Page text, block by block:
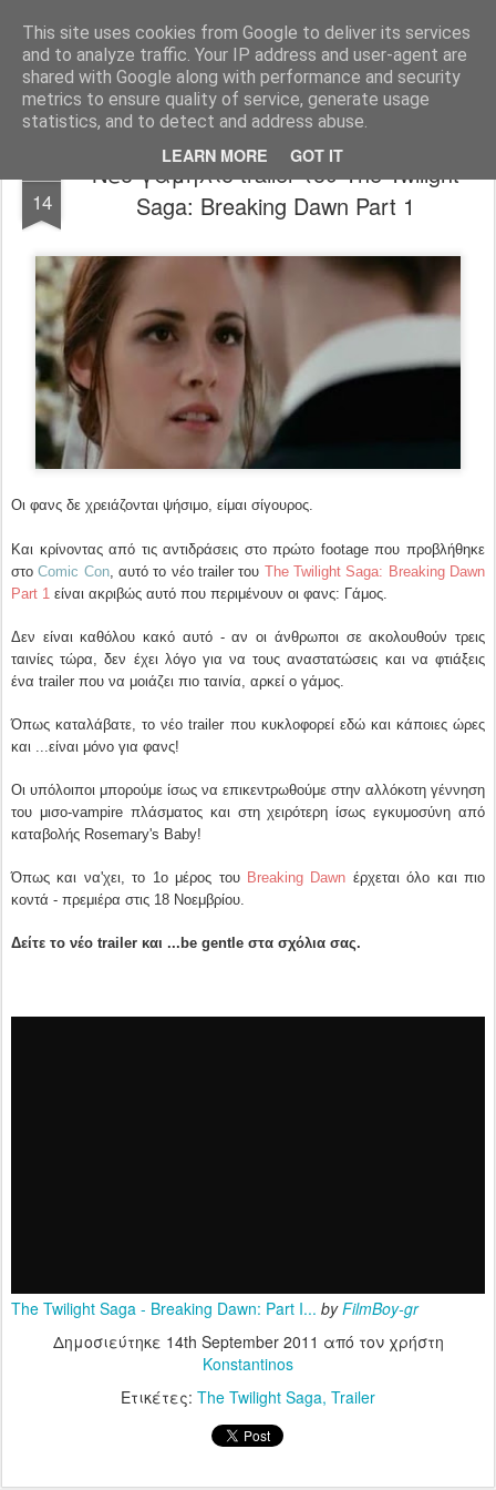
This site uses cookies from Google to deliver its services
and to analyze traffic. Your IP address and user-agent are
shared with Google along with performance and security
metrics to ensure quality of service, generate usage
statistics, and to detect and address abuse.
LEARN MORE GOT IT
FilmBoy
14
Νέο γαμήλιο trailer του The Twilight
Saga: Breaking Dawn Part 1
Οι φανς δε χρειάζονται ψήσιμο, είμαι σίγουρος.
Και κρίνοντας από τις αντιδράσεις στο πρώτο footage που προβλήθηκε
στοComic Con, αυτό το νέο trailer του The Twilight Saga: Breaking Dawn
Part 1 είναι ακριβώς αυτό που περιμένουν οι φανς: Γάμος.
Δεν είναι καθόλου κακό αυτό - αν οι άνθρωποι σε ακολουθούν τρεις
ταινίες τώρα, δεν έχει λόγο για να τους αναστατώσεις και να φτιάξεις
ένα trailer που να μοιάζει πιο ταινία, αρκεί ο γάμος.
Όπως καταλάβατε, το νέο trailer που κυκλοφορεί εδώ και κάποιες ώρες
και ...είναι μόνο για φανς!
Οι υπόλοιποι μπορούμε ίσως να επικεντρωθούμε στην αλλόκοτη γέννηση
του μισο-vampire πλάσματος και στη χειρότερη ίσως εγκυμοσύνη από
καταβολής Rosemary's Baby!
Όπως και να'χει, το 1ο μέρος του Breaking Dawn έρχεται όλο και πιο
κοντά - πρεμιέρα στις 18 Νοεμβρίου.
Δείτε το νέο trailer και ...be gentle στα σχόλια σας.
The Twilight Saga - Breaking Dawn: Part I... byFilmBoy-gr
Δημοσιεύτηκε 14th September 2011 από τον χρήστη
Konstantinos
Ετικέτες: The Twilight Saga Trailer